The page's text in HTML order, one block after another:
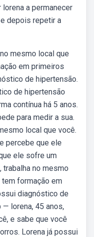
a permanecer
depois repetir a
mesmo local que
em primeiros
de hipertensão.
de hipertensão
contínua há 5 anos.
para medir a sua.
local que você.
percebe que ele
ele sofre um
trabalha no mesmo
formação em
diagnóstico de
— lorena, 45 anos,
e sabe que você
Lorena já possui